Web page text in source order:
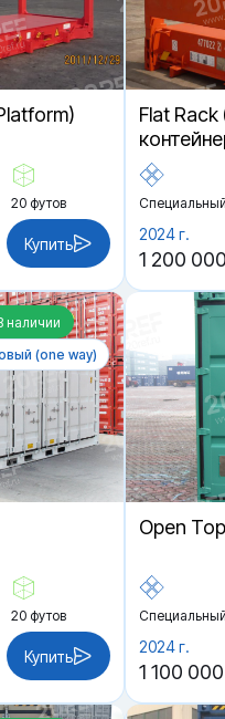
20 футов
Купить
Flat
Специальный
2024 г.
1 200
наличии
(one way)
20 футов
Купить
Open
Специальный
2024 г.
1 100